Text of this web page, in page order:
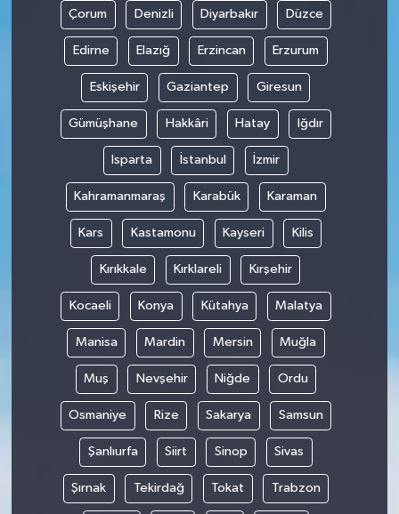
Çorum Denizli Diyarbakır Düzce
Edirne Elazığ Erzincan Erzurum
Eskişehir Gaziantep Giresun
Gümüşhane Hakkâri Hatay Iğdır
Isparta İstanbul İzmir
Kahramanmaraş Karabük Karaman
Kars Kastamonu Kayseri Kilis
Kırıkkale Kırklareli Kırşehir
Kocaeli Konya Kütahya Malatya
Manisa Mardin Mersin Muğla
Muş Nevşehir Niğde Ordu
Osmaniye Rize Sakarya Samsun
Şanlıurfa Siirt Sinop Sivas
Şırnak Tekirdağ Tokat Trabzon